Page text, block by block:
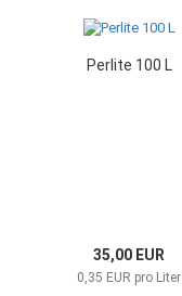
Perlite 100 L
35,00 EUR
0,35 EUR pro Liter